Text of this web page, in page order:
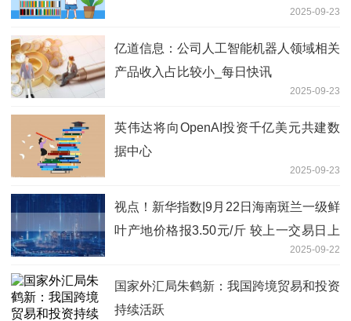
股下跌，成交额17135亿放量3579亿-要
闻
2025-09-23
亿道信息：公司人工智能机器人领域相关
产品收入占比较小_每日快讯
2025-09-23
英伟达将向OpenAI投资千亿美元共建数
据中心
2025-09-23
视点！新华指数|9月22日海南斑兰一级鲜
叶产地价格报3.50元/斤 较上一交易日上
2025-09-22
国家外汇局朱鹤新：我国跨境贸易和投资
持续活跃